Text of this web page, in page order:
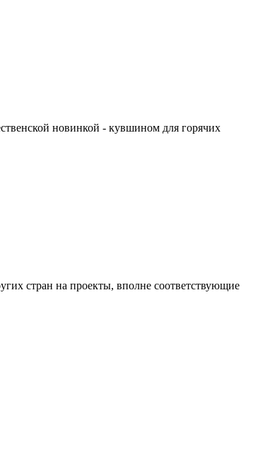
новинкой - кувшином для горячих
стран на проекты, вполне соответствующие